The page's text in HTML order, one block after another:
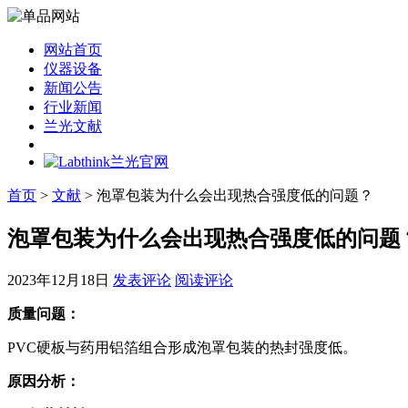
网站首页
仪器设备
新闻公告
行业新闻
兰光文献
首页 > 文献 > 泡罩包装为什么会出现热合强度低的问题？
泡罩包装为什么会出现热合强度低的问题
2023年12月18日 发表评论 阅读评论
质量问题：
PVC硬板与药用铝箔组合形成泡罩包装的热封强度低。
原因分析：